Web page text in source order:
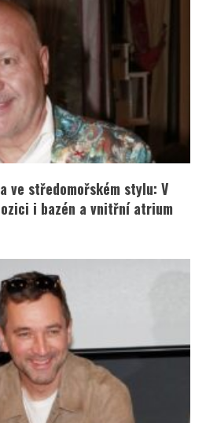
ve středomořském stylu: V
i bazén a vnitřní atrium